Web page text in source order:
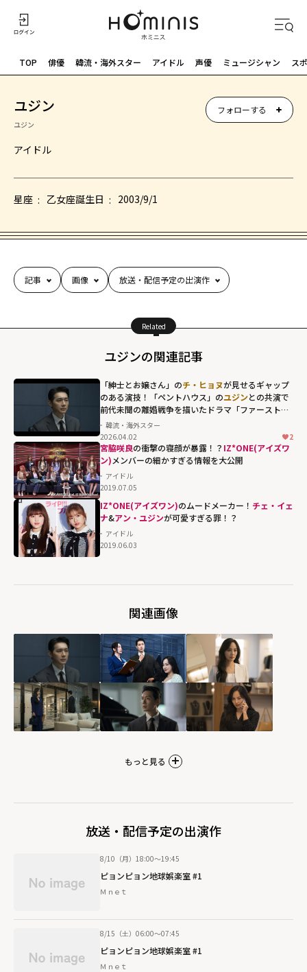
TOP 俳優 韓流・海外スター アイドル 声優 ミュージシャン ス
ユジン
ユジン
アイドル
フォローする
星座 乙女座誕生日 2003/9/1
記事 画像 放送・配信予定の出演作
Related
ユジンの関連記事
「紳士とお嬢さん」のチ・ヒョヌが見せるギャップ
のある演技！「ペントハウス」のユジンとの共演で
前代未聞の離婚戦争を描いたドラマ「ファーストレ
ディ」
韓流・海外スター
2026.04.02
2
宮脇咲良の衝撃の寝顔が暴露！？ IZ*ONE(アイズワ
ン)メンバーの細かすぎる情報を大公開
アイドル
2019.07.05
IZ*ONE(アイズワン)のムードメーカー！ チェ・イェ
ナ&アン・ユジンが可愛すぎる罪！？
アイドル
2019.06.03
関連画像
もっと見る
放送・配信予定の出演作
8/10（月）18:00～19:45
ピョンピョン地球娯楽室 #1
Ｍｎｅｔ
8/15（土）06:00～07:45
ピョンピョン地球娯楽室 #1
Ｍｎｅｔ